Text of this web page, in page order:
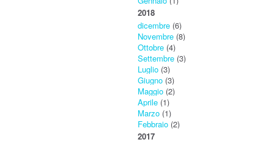
2018
dicembre (6)
Novembre (8)
Ottobre (4)
Settembre (3)
Luglio (3)
Giugno (3)
Maggio (2)
Aprile (1)
Marzo (1)
Febbraio (2)
2017